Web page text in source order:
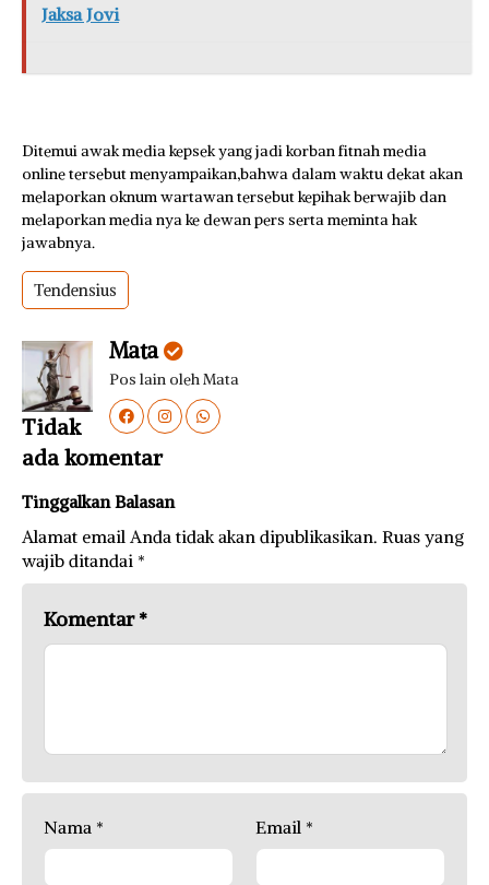
Jaksa Jovi
Ditemui awak media kepsek yang jadi korban fitnah media
online tersebut menyampaikan,bahwa dalam waktu dekat akan
melaporkan oknum wartawan tersebut kepihak berwajib dan
melaporkan media nya ke dewan pers serta meminta hak
jawabnya.
Tendensius
Mata
Pos lain oleh Mata
Tidak
ada komentar
Tinggalkan Balasan
Alamat email Anda tidak akan dipublikasikan. Ruas yang
wajib ditandai *
Komentar*
Nama * Email *